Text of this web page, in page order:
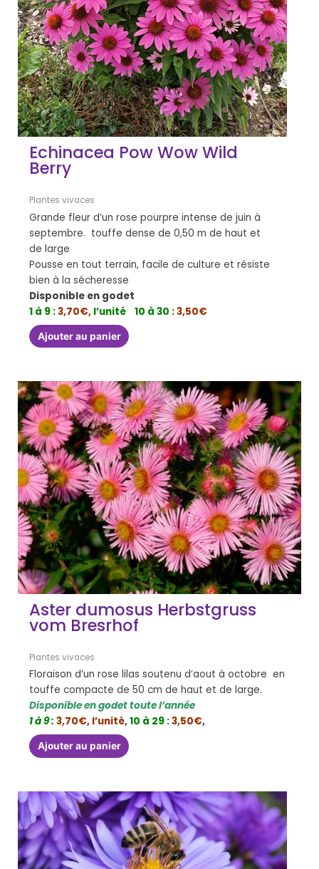
Echinacea Pow Wow Wild
Berry
Plantes vivaces
Grande fleur d’un rose pourpre intense de juin à
septembre. touffe dense de 0,50 m de haut et
de large
Pousse en tout terrain, facile de culture et résiste
bien à la sécheresse
Disponible en godet
1 à 9 :3,70€, l’unité 10 à 30 : 3,50€
Ajouter au panier
Aster dumosus Herbstgruss
vom Bresrhof
Plantes vivaces
Floraison d’un rose lilas soutenu d’aout à octobre en
touffe compacte de 50 cm de haut et de large.
Disponible en godet toute l’année
1 à 9 : 3,70€, l’unité,10 à 29 :3,50€,
Ajouter au panier